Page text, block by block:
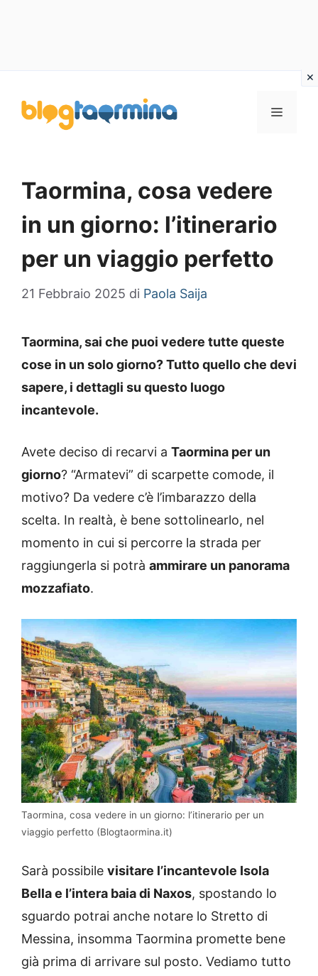
contenuto
MENU
Taormina, cosa vedere
in un giorno: l’itinerario
per un viaggio perfetto
21 Febbraio 2025 di Paola Saija
Taormina, sai che puoi vedere tutte queste
cose in un solo giorno? Tutto quello che devi
sapere, i dettagli su questo luogo
incantevole.
Avete deciso di recarvi a Taormina per un
giorno? “Armatevi” di scarpette comode, il
motivo? Da vedere c’è l’imbarazzo della
scelta. In realtà, è bene sottolinearlo, nel
momento in cui si percorre la strada per
raggiungerla si potrà ammirare un panorama
mozzafiato.
Taormina, cosa vedere in un giorno: l’itinerario per un
viaggio perfetto (Blogtaormina.it)
Sarà possibile visitare l’incantevole Isola
Bella e l’intera baia di Naxos, spostando lo
sguardo potrai anche notare lo Stretto di
Messina, insomma Taormina promette bene
già prima di arrivare sul posto. Vediamo tutto